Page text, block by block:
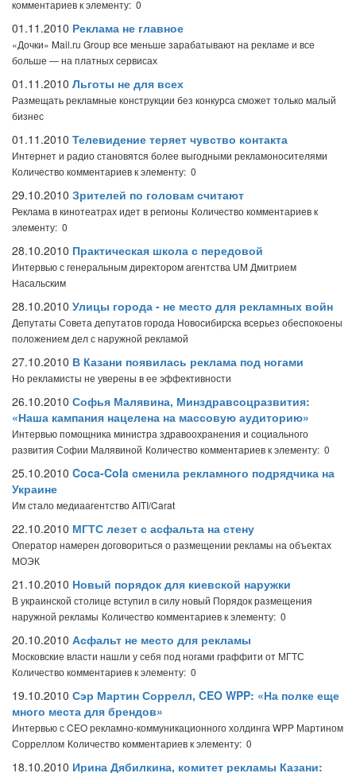
комментариев к элементу: 0
01.11.2010 Реклама не главное
«Дочки» Mail.ru Group все меньше зарабатывают на рекламе и все
больше — на платных сервисах
01.11.2010 Льготы не для всех
Размещать рекламные конструкции без конкурса сможет только малый
бизнес
01.11.2010 Телевидение теряет чувство контакта
Интернет и радио становятся более выгодными рекламоносителями
Количество комментариев к элементу: 0
29.10.2010 Зрителей по головам считают
Реклама в кинотеатрах идет в регионы Количество комментариев к
элементу: 0
28.10.2010 Практическая школа с передовой
Интервью с генеральным директором агентства UM Дмитрием
Насальским
28.10.2010 Улицы города - не место для рекламных войн
Депутаты Совета депутатов города Новосибирска всерьез обеспокоены
положением дел с наружной рекламой
27.10.2010 В Казани появилась реклама под ногами
Но рекламисты не уверены в ее эффективности
26.10.2010 Софья Малявина, Минздравсоцразвития:
«Наша кампания нацелена на массовую аудиторию»
Интервью помощника министра здравоохранения и социального
развития Софии Малявиной Количество комментариев к элементу: 0
25.10.2010 Coca-Cola сменила рекламного подрядчика на
Украине
Им стало медиаагентство AITI/Carat
22.10.2010 МГТС лезет с асфальта на стену
Оператор намерен договориться о размещении рекламы на объектах
МОЭК
21.10.2010 Новый порядок для киевской наружки
В украинской столице вступил в силу новый Порядок размещения
наружной рекламы Количество комментариев к элементу: 0
20.10.2010 Асфальт не место для рекламы
Московские власти нашли у себя под ногами граффити от МГТС
Количество комментариев к элементу: 0
19.10.2010 Сэр Мартин Соррелл, CEO WPP: «На полке еще
много места для брендов»
Интервью с CEO рекламно-коммуникационного холдинга WPP Мартином
Сорреллом Количество комментариев к элементу: 0
18.10.2010 Ирина Дябилкина, комитет рекламы Казани: